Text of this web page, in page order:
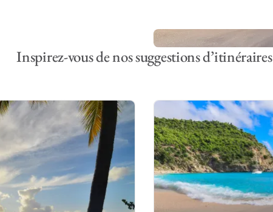
la navigation simple que des traversées hauturières
novembre à mars et de secteur est/sud-est d’avril
en raison du faible marnage qui n’est que de
des climats les plus agréables de toute la mer des
d’environ 26 °C.
coloré des cultures françaises, hollandaises,
verdoyants dégringolent à pic dans des eaux
de palmiers. Griserie de la voile l’une des plus
Inspirez-vous de nos suggestions d’itinéraires